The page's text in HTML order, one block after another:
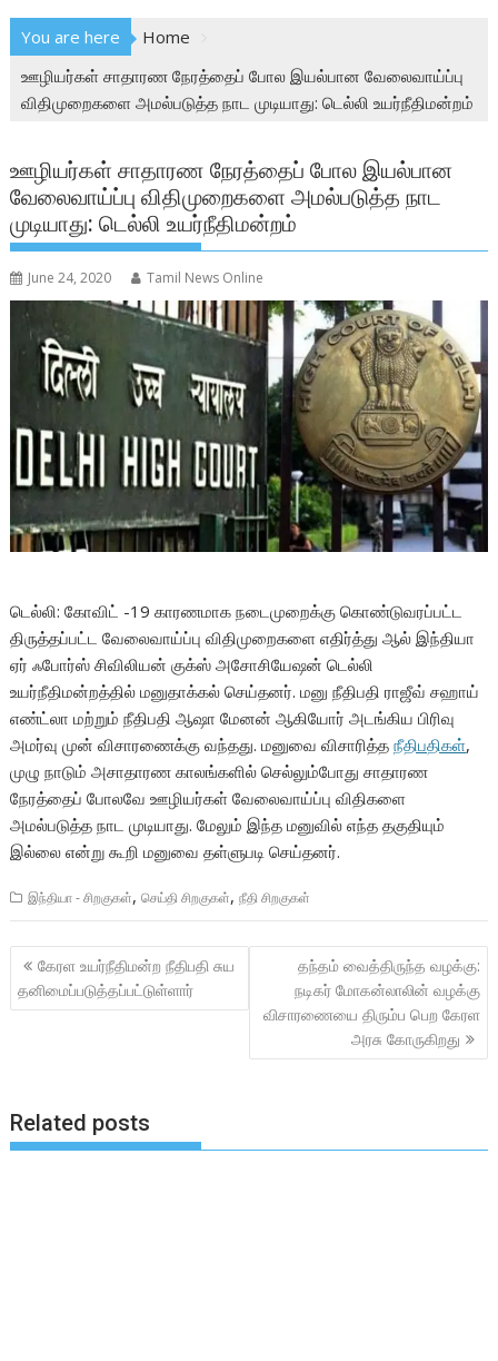
You are here
Home
ஊழியர்கள் சாதாரண நேரத்தைப் போல இயல்பான வேலைவாய்ப்பு
விதிமுறைகளை அமல்படுத்த நாட முடியாது: டெல்லி உயர்நீதிமன்றம்
ஊழியர்கள் சாதாரண நேரத்தைப் போல இயல்பான
வேலைவாய்ப்பு விதிமுறைகளை அமல்படுத்த நாட
முடியாது: டெல்லி உயர்நீதிமன்றம்
June 24, 2020 Tamil News Online
டெல்லி: கோவிட் -19 காரணமாக நடைமுறைக்கு கொண்டுவரப்பட்ட
திருத்தப்பட்ட வேலைவாய்ப்பு விதிமுறைகளை எதிர்த்து ஆல் இந்தியா
ஏர் ஃபோர்ஸ் சிவிலியன் குக்ஸ் அசோசியேஷன் டெல்லி
உயர்நீதிமன்றத்தில் மனுதாக்கல் செய்தனர். மனு நீதிபதி ராஜீவ் சஹாய்
எண்ட்லா மற்றும் நீதிபதி ஆஷா மேனன் ஆகியோர் அடங்கிய பிரிவு
அமர்வு முன் விசாரணைக்கு வந்தது. மனுவை விசாரித்தநீதிபதிகள்,
முழு நாடும் அசாதாரண காலங்களில் செல்லும்போது ​​சாதாரண
நேரத்தைப் போலவே ஊழியர்கள் வேலைவாய்ப்பு விதிகளை
அமல்படுத்த நாட முடியாது. மேலும் இந்த மனுவில் எந்த தகுதியும்
இல்லை என்று கூறி மனுவை தள்ளுபடி செய்தனர்.
இந்தியா - சிறகுகள்,செய்தி சிறகுகள்,நீதி சிறகுகள்
Post
navigation
கேரள உயர்நீதிமன்ற நீதிபதி சுய
தனிமைப்படுத்தப்பட்டுள்ளார்
தந்தம் வைத்திருந்த வழக்கு:
நடிகர் மோகன்லாலின் வழக்கு
விசாரணையை திரும்ப பெற கேரள
அரசு கோருகிறது
Related posts